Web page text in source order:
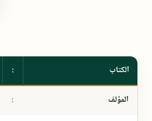
الكتاب :
المؤلف :